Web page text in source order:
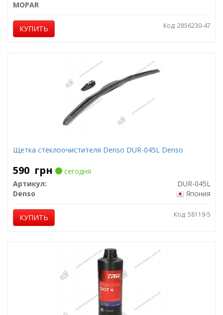
MOPAR
КУПИТЬ Код: 2856230-47
Щетка стеклоочистителя Denso DUR-045L Denso
590 грн
сегодня
Артикул:
DUR-045L
Denso
Япония
КУПИТЬ Код: 58119-5